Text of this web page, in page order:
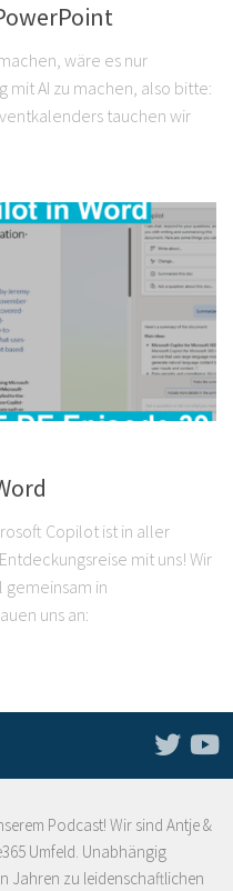
wäre es nur
mit AI zu machen, also bitte:
tauchen wir
Copilot ist in aller
mit uns! Wir
in
uns an:
Podcast! Wir sind Antje &
Umfeld. Unabhängig
Jahren zu leidenschaftlichen